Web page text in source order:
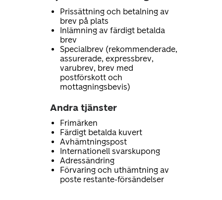
Prissättning och betalning av
brev på plats
Inlämning av färdigt betalda
brev
Specialbrev (rekommenderade,
assurerade, expressbrev,
varubrev, brev med
postförskott och
mottagningsbevis)
Andra tjänster
Frimärken
Färdigt betalda kuvert
Avhämtningspost
Internationell svarskupong
Adressändring
Förvaring och uthämtning av
poste restante-försändelser